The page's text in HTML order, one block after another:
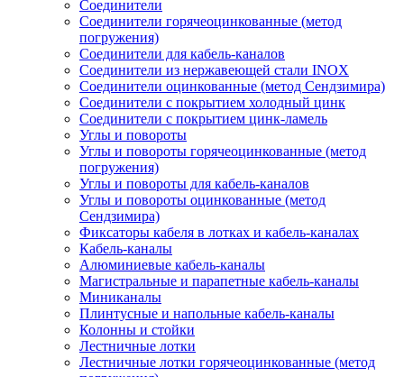
Соединители
Соединители горячеоцинкованные (метод
погружения)
Соединители для кабель-каналов
Соединители из нержавеющей стали INOX
Соединители оцинкованные (метод Сендзимира)
Соединители с покрытием холодный цинк
Соединители с покрытием цинк-ламель
Углы и повороты
Углы и повороты горячеоцинкованные (метод
погружения)
Углы и повороты для кабель-каналов
Углы и повороты оцинкованные (метод
Сендзимира)
Фиксаторы кабеля в лотках и кабель-каналах
Кабель-каналы
Алюминиевые кабель-каналы
Магистральные и парапетные кабель-каналы
Миниканалы
Плинтусные и напольные кабель-каналы
Колонны и стойки
Лестничные лотки
Лестничные лотки горячеоцинкованные (метод